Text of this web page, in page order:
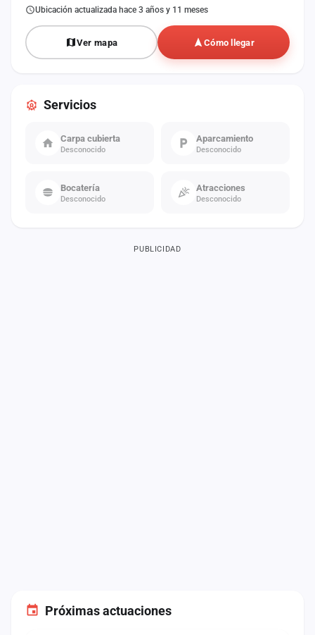
Próximas actuaciones
Ubicación actualizada hace 3 años y 11 meses
Ver mapa Cómo llegar
Servicios
Carpa cubierta
Desconocido
Aparcamiento
Desconocido
Bocatería
Desconocido
Atracciones
Desconocido
PUBLICIDAD